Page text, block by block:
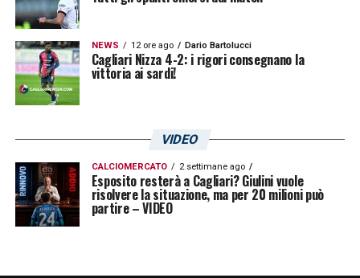
NEWS 12 ore ago Dario Bartolucci
Cagliari Nizza 4-2: i rigori consegnano la
vittoria ai sardi!
VIDEO
CALCIOMERCATO 2 settimane ago
Esposito resterà a Cagliari? Giulini vuole
risolvere la situazione, ma per 20 milioni può
partire – VIDEO